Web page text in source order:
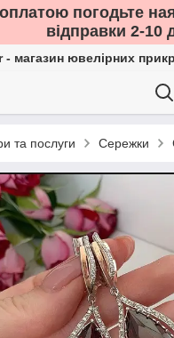
погодьте
відправки 2-10
- магазин ювелірних
та послуги Сережки